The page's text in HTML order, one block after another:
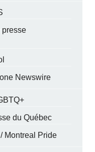
presse
Newswire
du Québec
Montreal Pride